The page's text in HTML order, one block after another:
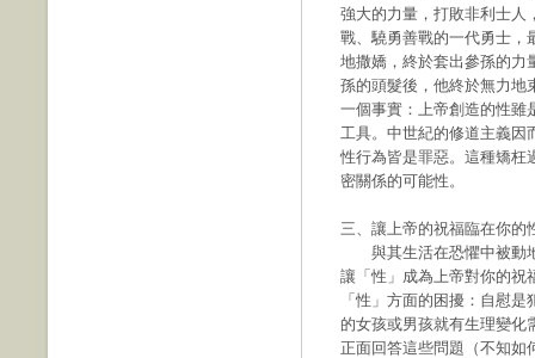
強大的力量，打敗非利士人
戰、驍勇善戰的一代勇士，
地撒嬌，終於套出參孫的力
孫的頭髮後，他終於無力地
一個事實：上帝創造的性雖
工具。中世紀的修道主義因
性行為皆是罪惡。這種矯枉
密關係的可能性。
三、讓上帝的祝福臨在你的
與其生活在恐懼中被動地
讓「性」成為上帝對你的祝
「性」方面的困擾：自慰
的女孩或男孩就有生理變
正面回答這些問題（不知如